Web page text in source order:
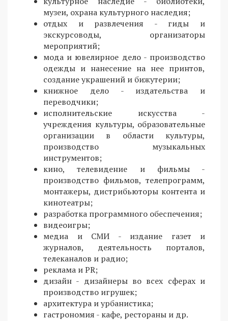
музеи, охрана культурного наследия;
отдых и развлечения - гиды и
экскурсоводы, организаторы
мероприятий;
мода и ювелирное дело - производство
одежды и нанесение на нее принтов,
создание украшений и бижутерии;
книжное дело - издательства и
переводчики;
исполнительские искусства -
учреждения культуры, образовательные
организации в области культуры,
производство музыкальных
инструментов;
кино, телевидение и фильмы -
производство фильмов, телепрограмм,
монтажеры, дистрибьюторы контента и
кинотеатры;
разработка программного обеспечения;
видеоигры;
медиа и СМИ - издание газет и
журналов, деятельность порталов,
телеканалов и радио;
реклама и PR;
дизайн - дизайнеры во всех сферах и
производство игрушек;
архитектура и урбанистика;
гастрономия - кафе, рестораны и др.